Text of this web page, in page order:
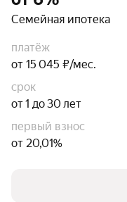
Семейная ипотека
платёж
от 15 045 ₽/мес.
срок
от 1 до 30 лет
первый взнос
от 20,01%